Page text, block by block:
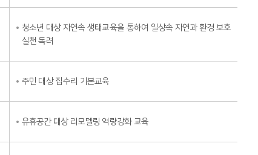
청소년 대상 자연속 생태교육을 통하여 일상속 자연과 환경 보호
실천 독려
주민 대상 집수리 기본교육
유휴공간 대상 리모델링 역량강화 교육